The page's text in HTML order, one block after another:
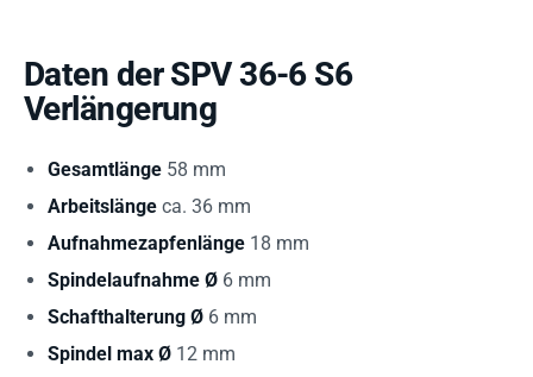
Daten der SPV 36-6 S6
Verlängerung
Gesamtlänge 58 mm
Arbeitslänge ca. 36 mm
Aufnahmezapfenlänge 18 mm
Spindelaufnahme Ø 6 mm
Schafthalterung Ø 6 mm
Spindel max Ø 12 mm